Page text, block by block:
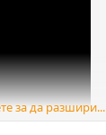
за да разшири...